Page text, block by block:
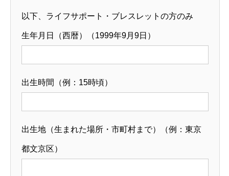
以下、ライフサポート・ブレスレットの方のみ
生年月日（西暦）（1999年9月9日）
出生時間（例：15時頃）
出生地（生まれた場所・市町村まで）（例：東京
都文京区）